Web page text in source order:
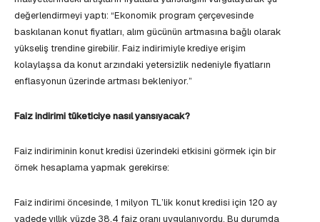
değerlendirmeyi yaptı: “Ekonomik program çerçevesinde
baskılanan konut fiyatları, alım gücünün artmasına bağlı olarak
yükseliş trendine girebilir. Faiz indirimiyle krediye erişim
kolaylaşsa da konut arzındaki yetersizlik nedeniyle fiyatların
enflasyonun üzerinde artması bekleniyor.”
Faiz indirimi tüketiciye nasıl yansıyacak?
Faiz indiriminin konut kredisi üzerindeki etkisini görmek için bir
örnek hesaplama yapmak gerekirse:
Faiz indirimi öncesinde, 1 milyon TL’lik konut kredisi için 120 ay
vadede yıllık yüzde 38,4 faiz oranı uygulanıyordu. Bu durumda